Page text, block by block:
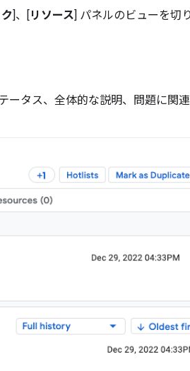
]、[リソース] パネルのビューを切
ータス、全体的な説明、問題に関